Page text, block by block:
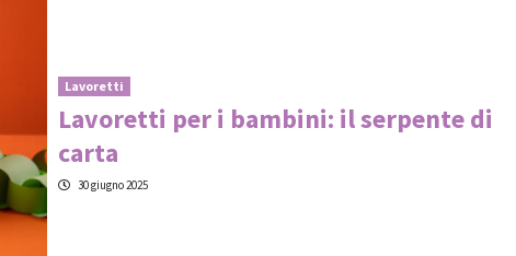
Lavoretti
Lavoretti per i bambini: il serpente di
carta
30 giugno 2025